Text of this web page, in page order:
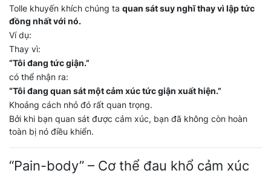
Tolle khuyến khích chúng ta quan sát suy nghĩ thay vì lập tức
đồng nhất với nó.
Ví dụ:
Thay vì:
“Tôi đang tức giận.”
có thể nhận ra:
“Tôi đang quan sát một cảm xúc tức giận xuất hiện.”
Khoảng cách nhỏ đó rất quan trọng.
Bởi khi bạn quan sát được cảm xúc, bạn đã không còn hoàn
toàn bị nó điều khiển.
“Pain-body” – Cơ thể đau khổ cảm xúc